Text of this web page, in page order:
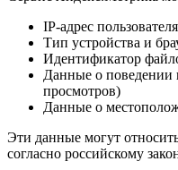
IP-адрес пользователя
Тип устройства и
Идентификатор
Данные о поведении
просмотров)
Данные о
Эти данные могут
согласно российскому